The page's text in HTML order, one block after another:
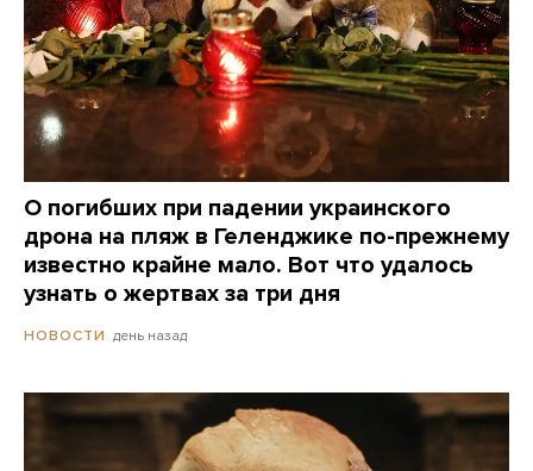
О погибших при падении украинского
дрона на пляж в Геленджике по-прежнему
известно крайне мало. Вот что удалось
узнать о жертвах за три дня
НОВОСТИ день назад